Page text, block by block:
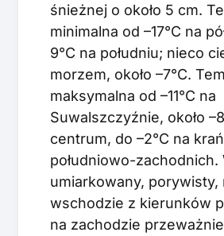
śnieżnej o około 5 cm.
minimalna od –17°C na
9°C na południu; nieco
morzem, około –7°C.
maksymalna od –11°C na
Suwalszczyźnie, około
centrum, do –2°C na
południowo-zachodnich.
umiarkowany, porywisty,
wschodzie z kierunków
na zachodzie